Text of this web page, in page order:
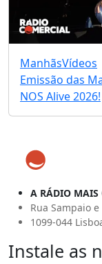
ManhãsVídeos
Emissão das
NOS Alive 2026!
A RÁDIO MAIS
Rua Sampaio
1099-044
Instale as